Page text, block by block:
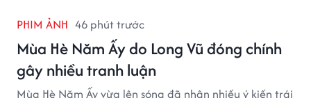
PHIM ẢNH 46 phút trước
Mùa Hè Năm Ấy do Long Vũ đóng chính
gây nhiều tranh luận
Mùa Hè Năm Ấy vừa lên sóng đã nhận nhiều ý kiến trái